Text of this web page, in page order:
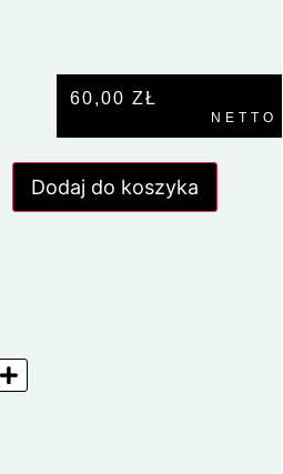
60,00 ZŁ
NETTO
Dodaj do koszyka